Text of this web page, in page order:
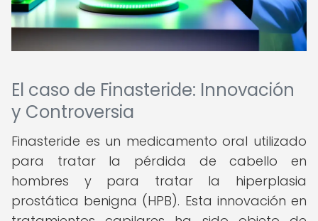
El caso de Finasteride: Innovación
y Controversia
Finasteride es un medicamento oral utilizado
para tratar la pérdida de cabello en
hombres y para tratar la hiperplasia
prostática benigna (HPB). Esta innovación en